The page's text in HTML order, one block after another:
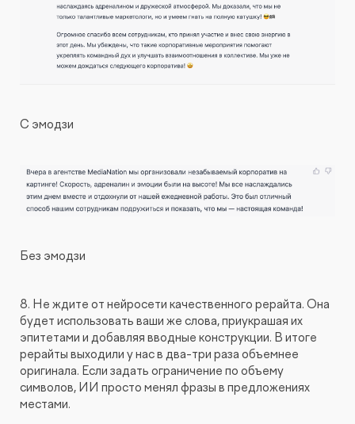
С эмодзи
Без эмодзи
8. Не ждите от нейросети качественного рерайта. Она
будет использовать ваши же слова, приукрашая их
эпитетами и добавляя вводные конструкции. В итоге
рерайты выходили у нас в два-три раза объемнее
оригинала. Если задать ограничение по объему
символов, ИИ просто менял фразы в предложениях
местами.